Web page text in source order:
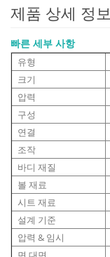
제품 상세 정보
빠른 세부 사항
유형
크기
압력
구성
연결
조작
바디 재질
볼 재료
시트 재료
설계 기준
압력 & 임시